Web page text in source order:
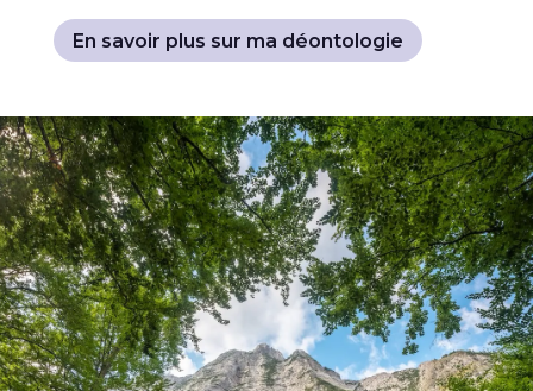
En savoir plus sur ma déontologie